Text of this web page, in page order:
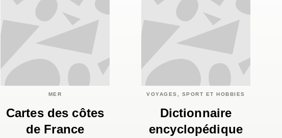
MER
Cartes des côtes
de France
VOYAGES, SPORT ET HOBBIES
Dictionnaire
encyclopédique